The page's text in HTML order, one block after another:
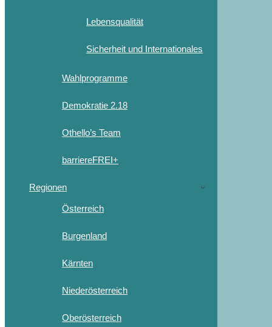
Lebensqualität
Sicherheit und Internationales
Wahlprogramme
Demokratie 2.18
Othello’s Team
barriereFREI+
Regionen
Österreich
Burgenland
Kärnten
Niederösterreich
Oberösterreich